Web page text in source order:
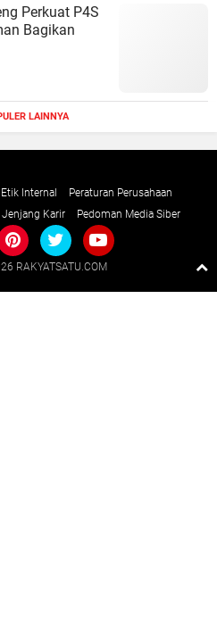
Perkuat P4S
Bagikan
LAINNYA
Internal
Peraturan Perusahaan
Jenjang Karir Pedoman Media Siber
RAKYATSATU.COM
Raushan